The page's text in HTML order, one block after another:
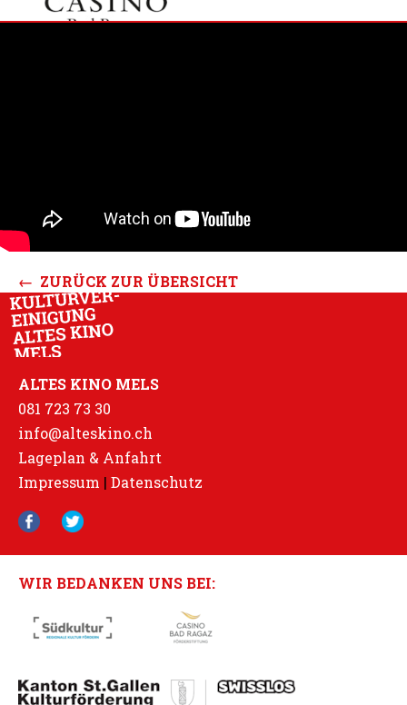
← ZURÜCK ZUR ÜBERSICHT
ALTES KINO MELS
081 723 73 30
info@alteskino.ch
Lageplan & Anfahrt
Impressum | Datenschutz
WIR BEDANKEN UNS BEI: